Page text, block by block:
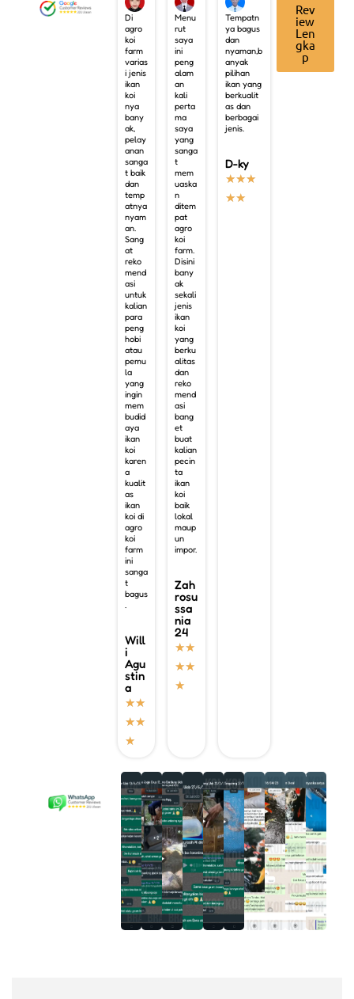
Di
agro
koi
farm
varias
i jenis
ikan
koi
nya
bany
ak,
pelay
anan
sanga
t baik
dan
temp
atnya
nyam
an.
Sang
at
reko
mend
asi
untuk
kalian
para
peng
hobi
atau
pemu
la
yang
ingin
mem
budid
aya
ikan
koi
karen
a
kualit
as
ikan
koi di
agro
koi
farm
ini
sanga
t
bagus
.
Will
i
Agu
stin
a
★★
★★
★
Menu
rut
saya
ini
peng
alam
an
kali
perta
ma
saya
yang
sanga
t
mem
uaska
n
ditem
pat
agro
koi
farm.
Disini
bany
ak
sekali
jenis
ikan
koi
yang
berku
alitas
dan
reko
mend
asi
bang
et
buat
kalian
pecin
ta
ikan
koi
baik
lokal
maup
un
impor.
Zah
rosu
ssa
nia
24
★★
★★
★
Tempatn
ya bagus
dan
nyaman,b
anyak
pilihan
ikan yang
berkualit
as dan
berbagai
jenis.
D-ky
★★★
★★
Rev
iew
Len
gka
p